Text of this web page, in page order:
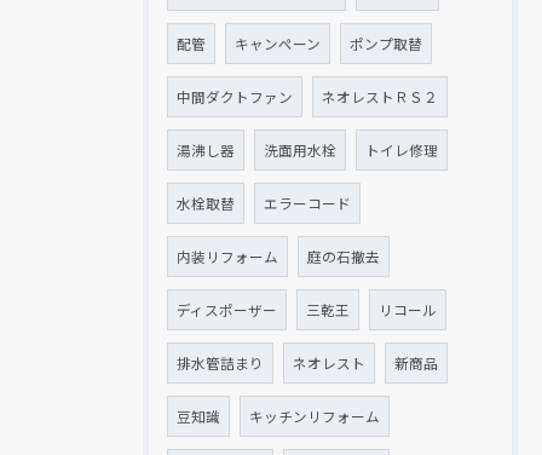
配管 キャンペーン ポンプ取替
中間ダクトファン ネオレストＲＳ２
湯沸し器 洗面用水栓 トイレ修理
水栓取替 エラーコード
内装リフォーム 庭の石撤去
ディスポーザー 三乾王 リコール
排水管詰まり ネオレスト 新商品
豆知識 キッチンリフォーム